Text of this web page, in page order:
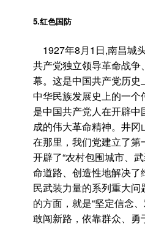
5.红色国防
1927年8月1日,南昌城
共产党独立领导革命战
幕。这是中国共产党历
中华民族发展史上的一
是中国共产党人在开辟
成的伟大革命精神。井冈
在那里，我们党建立了第
开辟了“农村包围城市、
命道路、创造性地解决了
民武装力量的系列重大
的方面，就是“坚定信念
敢闯新路，依靠群众、勇